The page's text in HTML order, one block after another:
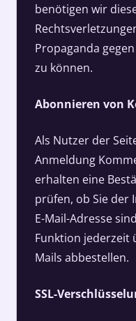
benötigen wir
Propaganda
zu können.
Abonnieren von
Als Nutzer der
Anmeldung
erhalten eine
prüfen, ob Sie der
E-Mail-Adresse
Funktion jederzeit
Mails abbestellen.
SSL-